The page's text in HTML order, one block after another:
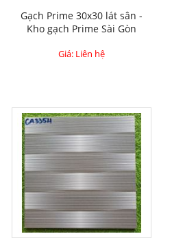
Gạch Prime 30x30 lát sân -
Kho gạch Prime Sài Gòn
Giá: Liên hệ